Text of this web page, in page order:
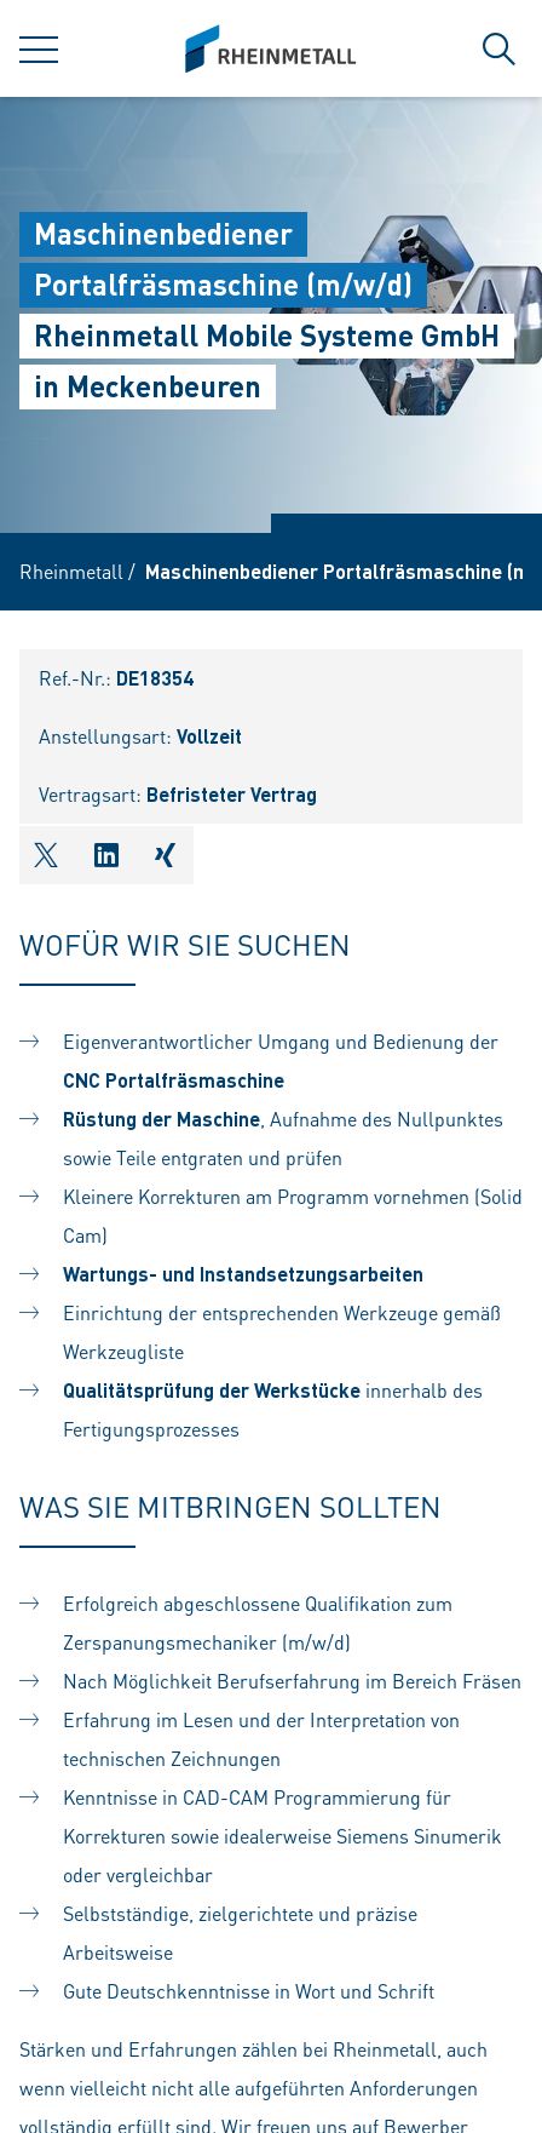
MENÜ
siteLogo
Maschinenbediener
Portalfräsmaschine (m/w/d)
Rheinmetall Mobile Systeme GmbH
in Meckenbeuren
Rheinmetall / Maschinenbediener Portalfräsmaschine
Ref.-Nr.: DE18354
Anstellungsart: Vollzeit
Vertragsart: Befristeter Vertrag
shareOntwitter
shareOnlinkedIn
shareOnxing
WOFÜR WIR SIE SUCHEN
Eigenverantwortlicher Umgang und Bedienung der
CNC Portalfräsmaschine
Rüstung der Maschine , Aufnahme des Nullpunktes
sowie Teile entgraten und prüfen
Kleinere Korrekturen am Programm vornehmen (Solid
Cam)
Wartungs- und Instandsetzungsarbeiten
Einrichtung der entsprechenden Werkzeuge gemäß
Werkzeugliste
Qualitätsprüfung der Werkstücke innerhalb des
Fertigungsprozesses
WAS SIE MITBRINGEN SOLLTEN
Erfolgreich abgeschlossene Qualifikation zum
Zerspanungsmechaniker (m/w/d)
Nach Möglichkeit Berufserfahrung im Bereich Fräsen
Erfahrung im Lesen und der Interpretation von
technischen Zeichnungen
Kenntnisse in CAD-CAM Programmierung für
Korrekturen sowie idealerweise Siemens Sinumerik
oder vergleichbar
Selbstständige, zielgerichtete und präzise
Arbeitsweise
Gute Deutschkenntnisse in Wort und Schrift
Stärken und Erfahrungen zählen bei Rheinmetall, auch
wenn vielleicht nicht alle aufgeführten Anforderungen
vollständig erfüllt sind. Wir freuen uns auf Bewerber